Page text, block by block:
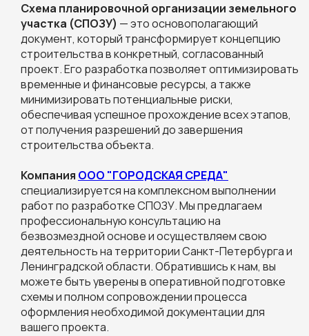
Схема планировочной организации земельного
участка (СПОЗУ) — это основополагающий
документ, который трансформирует концепцию
строительства в конкретный, согласованный
проект. Его разработка позволяет оптимизировать
временные и финансовые ресурсы, а также
минимизировать потенциальные риски,
обеспечивая успешное прохождение всех этапов,
от получения разрешений до завершения
строительства объекта.
Компания ООО "ГОРОДСКАЯ СРЕДА"
специализируется на комплексном выполнении
работ по разработке СПОЗУ. Мы предлагаем
профессиональную консультацию на
безвозмездной основе и осуществляем свою
деятельность на территории Санкт-Петербурга и
Ленинградской области. Обратившись к нам, вы
можете быть уверены в оперативной подготовке
схемы и полном сопровождении процесса
оформления необходимой документации для
вашего проекта.